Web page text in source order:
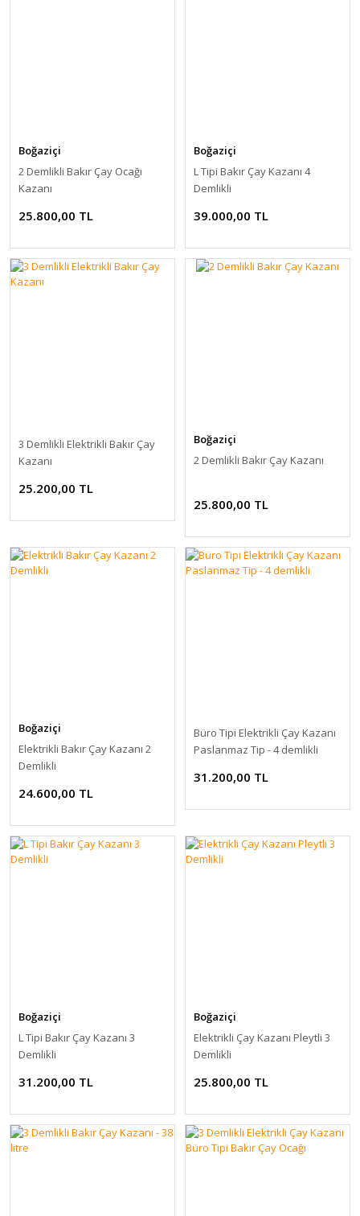
Boğaziçi
2 Demlikli Bakır Çay Ocağı
Kazanı
25.800,00 TL
Boğaziçi
L Tipi Bakır Çay Kazanı 4
Demlikli
39.000,00 TL
3 Demlikli Elektrikli Bakır Çay
Kazanı
25.200,00 TL
Boğaziçi
2 Demlikli Bakır Çay Kazanı
25.800,00 TL
Boğaziçi
Elektrikli Bakır Çay Kazanı 2
Demlikli
24.600,00 TL
Büro Tipi Elektrikli Çay Kazanı
Paslanmaz Tip - 4 demlikli
31.200,00 TL
Boğaziçi
L Tipi Bakır Çay Kazanı 3
Demlikli
31.200,00 TL
Boğaziçi
Elektrikli Çay Kazanı Pleytli 3
Demlikli
25.800,00 TL